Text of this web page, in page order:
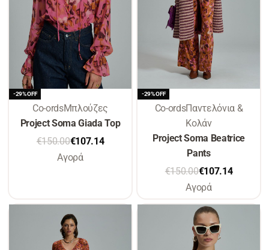
-29% OFF
Co-ordsΜπλούζες
Project Soma Giada Top
€150.00€107.14
Αγορά
-29% OFF
Co-ordsΠαντελόνια &
Κολάν
Project Soma Beatrice
Pants
€150.00€107.14
Αγορά